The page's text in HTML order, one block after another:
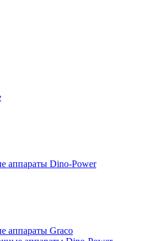
аппараты Dino-Power
аппараты Graco